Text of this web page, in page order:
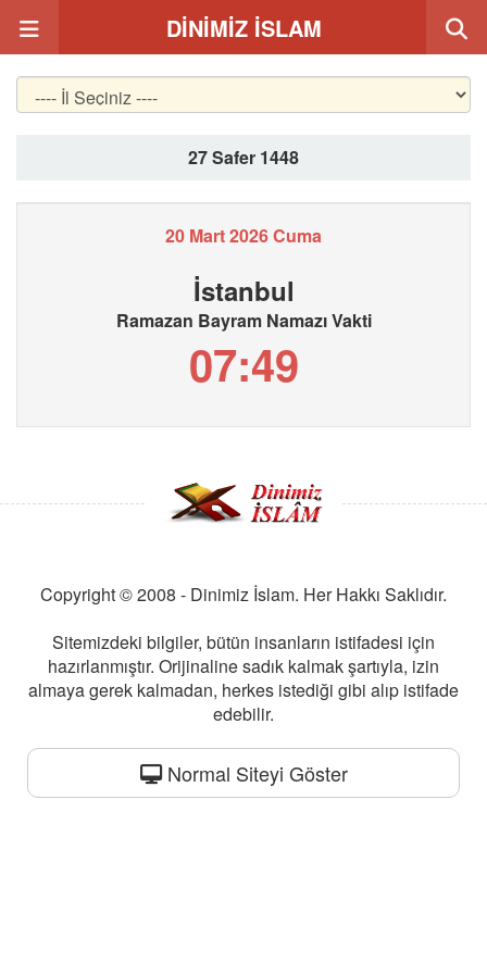
DİNİMİZ İSLAM
27 Safer 1448
20 Mart 2026 Cuma
İstanbul
Ramazan Bayram Namazı Vakti
07:49
Copyright © 2008 - Dinimiz İslam. Her Hakkı Saklıdır.
Sitemizdeki bilgiler, bütün insanların istifadesi için
hazırlanmıştır. Orijinaline sadık kalmak şartıyla, izin
almaya gerek kalmadan, herkes istediği gibi alıp istifade
edebilir.
Normal Siteyi Göster